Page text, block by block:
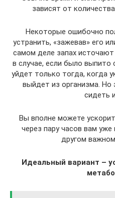
зависят от
Некоторые ошибочно
устранить, «зажевав» его
самом деле запах
в случае, если было
уйдет только тогда, когда
выйдет из организма. Но
сидеть
Вы вполне можете
через пару часов вам
другом
Идеальный вариант –